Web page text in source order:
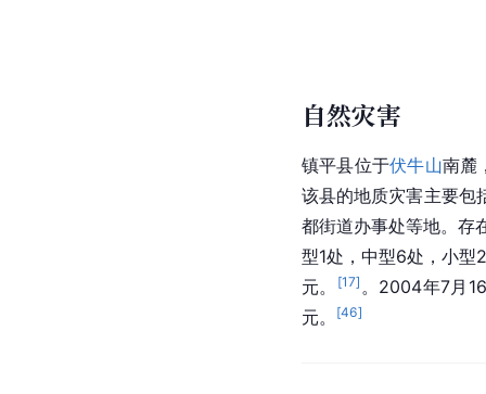
自然灾害
镇平县位于伏牛山南麓
该县的地质灾害主要包
都街道办事处等地。存
型1处，中型6处，小
元。
[17] 。2004年7月
元。
[46]